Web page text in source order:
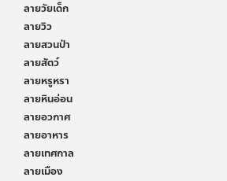
ลายวัยเด็ก
ลายวิว
ลายสวนป่า
ลายสัตว์
ลายหรูหรา
ลายหินอ่อน
ลายอวกาศ
ลายอาหาร
ลายเทศกาล
ลายเมือง